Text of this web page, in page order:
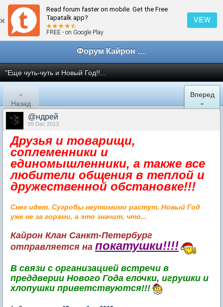
Read forum faster on mobile. Get the Free
Tapatalk app?
FREE - on Google Play
VIEW
← Кайрон клан Санкт-Петербург
Форум Кайрон клана
"Еще чуть-чуть и Новый Год!!...
«
Назад
Вперед
»
@ндрей
09 Dec 2013
Друзья и товарищи,
соплеменники и
единомышленники, а также все
любители общения в теплой и
дружественной обстановке!!!
Снег идет. Сугробы неутомимо растут. Новый Год
уже не за горами, а это значит, что...
Кайрон Клан Санкт-Петербург
отправляется на покатушки!!!!
В связи с организацией встречи в
преддверии Нового Года елочки, игрушки и
хлопушки приветствуются!!!